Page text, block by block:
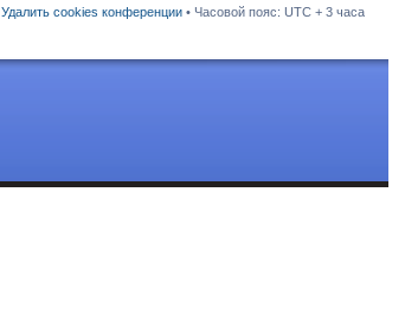
Удалить cookies конференции • Часовой пояс: UTC + 3 часа